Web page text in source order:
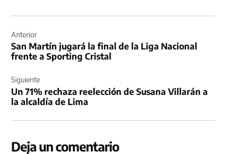
de
entradas
Anterior
San Martín jugará la final de la Liga Nacional
frente a Sporting Cristal
Siguiente
Un 71% rechaza reelección de Susana Villarán a
la alcaldía de Lima
Deja un comentario